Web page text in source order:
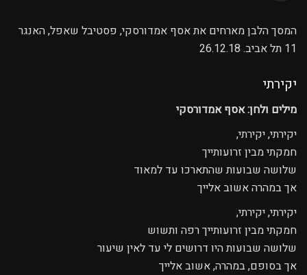
המסך הלבן מארחים את אסף אמדורסקי, פסטיבל שאפל, האנגר
11 תל אביב. 26.12.18
יקירתי
מילים ולחן: אסף אמדורסקי
יקירתי, יקירתי,
חמקתי מבין זרועותייך
שלושה שבועות שהתארכו עד למאוד
אך במהרה אשוב אלייך
יקירתי, יקירתי,
חמקתי מבין זרועותייך רפה ותשוש
שלושה שבועות היו דרושים לי עד לאין שיעור
אך בסופם, במהרה, אשוב אלייך